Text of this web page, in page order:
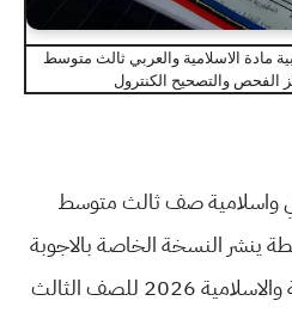
مادة الاسلامية والعربي ثالث متوسط
واسلامية صف ثالث متوسط
ينشر النسخة الخاصة بالاجوبة
النموذجية لمادة اللغة العربية والاسلامية 2026 للصف الثالث